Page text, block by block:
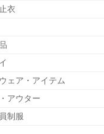
衣
ェア・アイテム
アウター
制服